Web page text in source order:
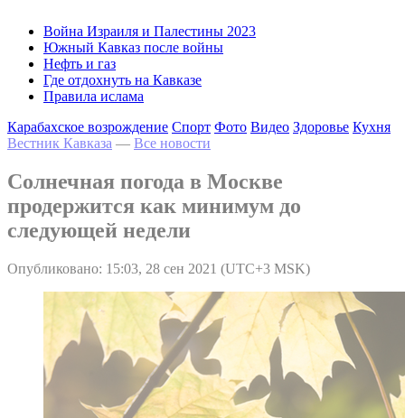
Война Израиля и Палестины 2023
Южный Кавказ после войны
Нефть и газ
Где отдохнуть на Кавказе
Правила ислама
Карабахское возрождение Спорт Фото Видео Здоровье Кухня
Вестник Кавказа — Все новости
Солнечная погода в Москве
продержится как минимум до
следующей недели
Опубликовано: 15:03, 28 сен 2021 (UTC+3 MSK)